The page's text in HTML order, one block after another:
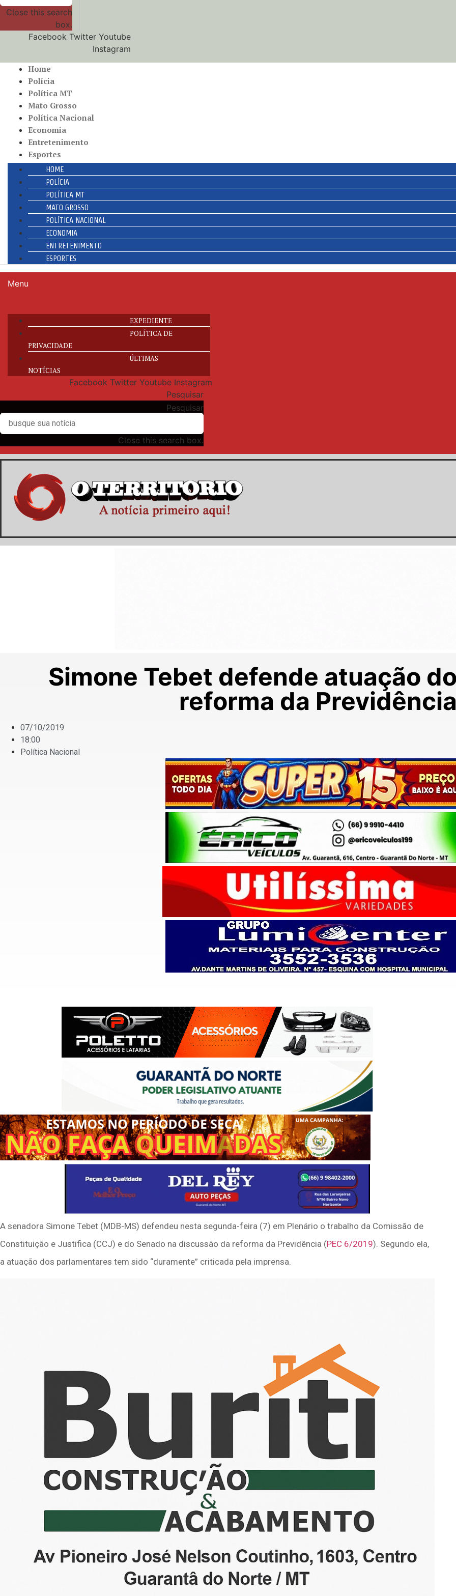
Close this search
box.
Facebook Twitter Youtube
Instagram
Home
Polícia
Política MT
Mato Grosso
Política Nacional
Economia
Entretenimento
Esportes
HOME
POLÍCIA
POLÍTICA MT
MATO GROSSO
POLÍTICA NACIONAL
ECONOMIA
ENTRETENIMENTO
ESPORTES
Menu
EXPEDIENTE
POLÍTICA DE
PRIVACIDADE
ÚLTIMAS
NOTÍCIAS
Facebook Twitter Youtube Instagram
Pesquisar
Pesquisar
Close this search box.
Simone Tebet defende atuação
reforma da
07/10/2019
18:00
Política Nacional
A senadora Simone Tebet (MDB-MS) defendeu nesta segunda-feira (7) em Plenário o trabalho da Comissão de
Constituição e Justifica (CCJ) e do Senado na discussão da reforma da Previdência (PEC 6/2019). Segundo ela,
a atuação dos parlamentares tem sido “duramente” criticada pela imprensa.